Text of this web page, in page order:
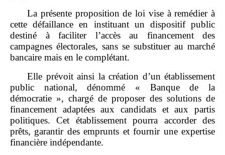
La présente proposition de loi vise à remédier à
cette défaillance en instituant un dispositif public
destiné à faciliter l’accès au financement des
campagnes électorales, sans se substituer au marché
bancaire mais en le complétant.
Elle prévoit ainsi la création d’un établissement
public national, dénommé « Banque de la
démocratie », chargé de proposer des solutions de
financement adaptées aux candidats et aux partis
politiques. Cet établissement pourra accorder des
prêts, garantir des emprunts et fournir une expertise
financière indépendante.